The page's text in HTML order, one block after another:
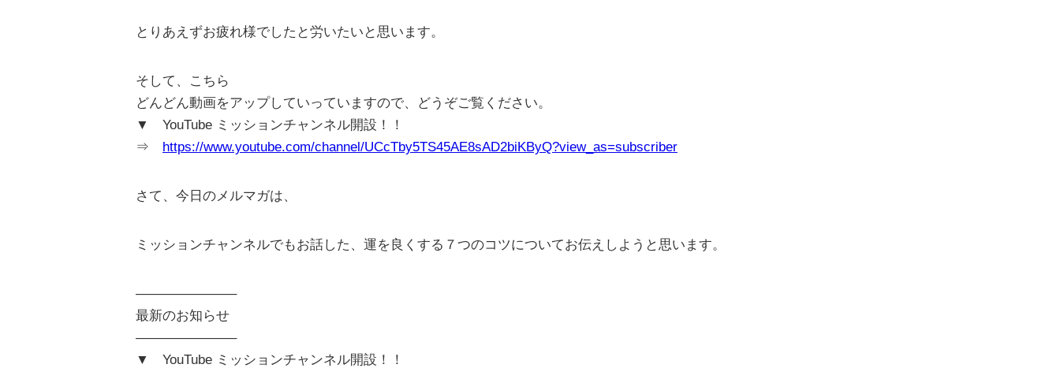
とりあえずお疲れ様でしたと労いたいと思います。
そして、こちら
どんどん動画をアップしていっていますので、どうぞご覧ください。
▼ YouTube ミッションチャンネル開設！！
⇒ https://www.youtube.com/channel/UCcTby5TS45AE8sAD2biKByQ?view_as=subscriber
さて、今日のメルマガは、
ミッションチャンネルでもお話した、運を良くする７つのコツについてお伝えしようと思います。
———————–
最新のお知らせ
———————–
▼ YouTube ミッションチャンネル開設！！